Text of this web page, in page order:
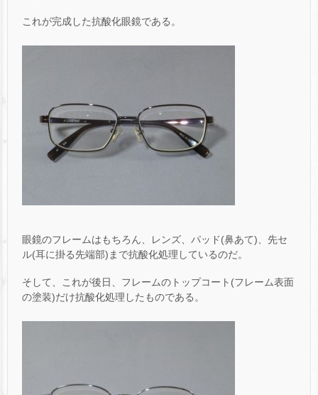
これが完成した抗酸化眼鏡である。
眼鏡のフレームはもちろん、レンズ、パッド(鼻あて)、先セ
ル(耳に掛る先端部)まで抗酸化処理しているのだ。
そして、これが後日、フレームのトップコート(フレーム表面
の塗装)だけ抗酸化処理したものである。